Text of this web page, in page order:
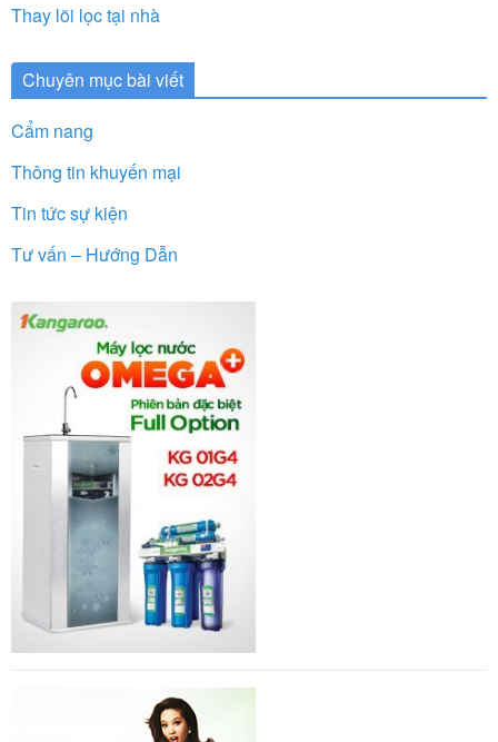
Thay lõi lọc tại nhà
Chuyên mục bài viết
Cẩm nang
Thông tin khuyến mại
Tin tức sự kiện
Tư vấn – Hướng Dẫn